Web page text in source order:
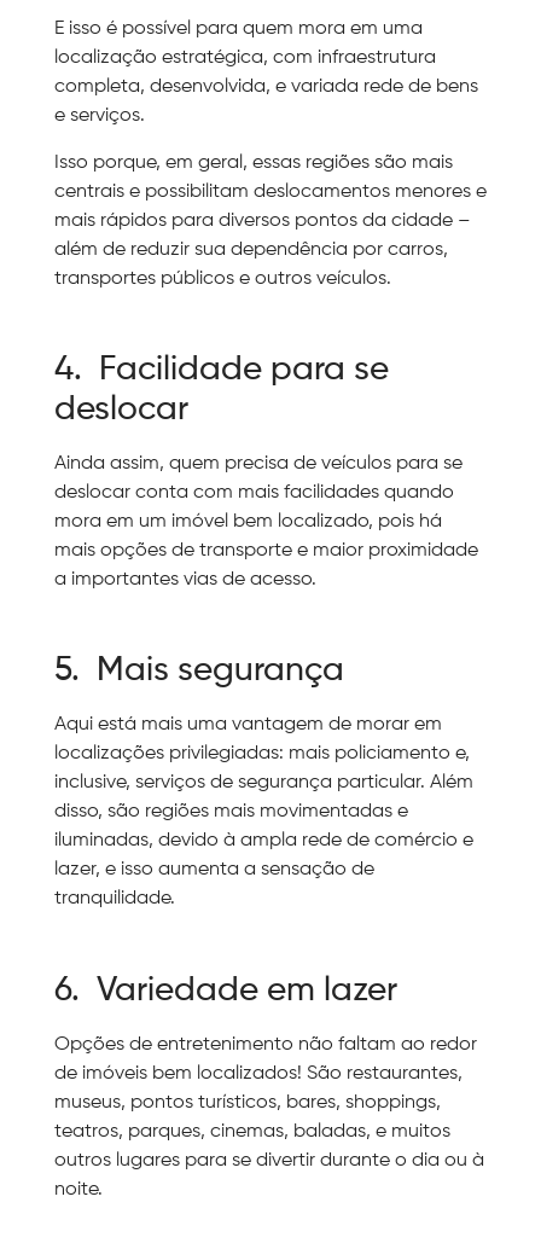
E isso é possível para quem mora em uma
localização estratégica, com infraestrutura
completa, desenvolvida, e variada rede de bens
e serviços.
Isso porque, em geral, essas regiões são mais
centrais e possibilitam deslocamentos menores e
mais rápidos para diversos pontos da cidade –
além de reduzir sua dependência por carros,
transportes públicos e outros veículos.
4. Facilidade para se
deslocar
Ainda assim, quem precisa de veículos para se
deslocar conta com mais facilidades quando
mora em um imóvel bem localizado, pois há
mais opções de transporte e maior proximidade
a importantes vias de acesso.
5. Mais segurança
Aqui está mais uma vantagem de morar em
localizações privilegiadas: mais policiamento e,
inclusive, serviços de segurança particular. Além
disso, são regiões mais movimentadas e
iluminadas, devido à ampla rede de comércio e
lazer, e isso aumenta a sensação de
tranquilidade.
6. Variedade em lazer
Opções de entretenimento não faltam ao redor
de imóveis bem localizados! São restaurantes,
museus, pontos turísticos, bares, shoppings,
teatros, parques, cinemas, baladas, e muitos
outros lugares para se divertir durante o dia ou à
noite.